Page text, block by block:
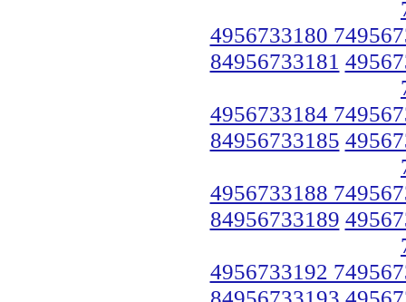
4956733180
84956733181
4956733184
84956733185
4956733188
84956733189
4956733192